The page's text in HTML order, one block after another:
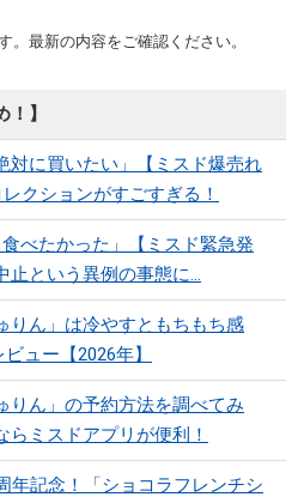
。最新の内容をご確認ください。
】
対に買いたい」【ミスド爆売れ
クションがすごすぎる！
べたかった」【ミスド緊急発
という異例の事態に…
りん」は冷やすともちもち感
ュー【2026年】
りん」の予約方法を調べてみ
ミスドアプリが便利！
年記念！「ショコラフレンチシ